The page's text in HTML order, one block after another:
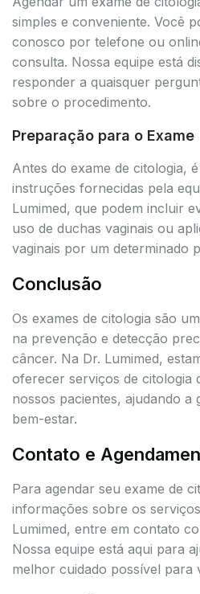
simples e conveniente. Você
conosco por telefone ou
consulta. Nossa equipe está
responder a quaisquer
sobre o procedimento.
Preparação para o Exame
Antes do exame de citologia,
instruções fornecidas pela
Lumimed, que podem incluir
uso de duchas vaginais ou
vaginais por um determinado
Conclusão
Os exames de citologia são
na prevenção e detecção
câncer. Na Dr. Lumimed,
oferecer serviços de citologia
nossos pacientes, ajudando a
bem-estar.
Contato e
Para agendar seu exame de
informações sobre os
Lumimed, entre em contato
Nossa equipe está aqui para
melhor cuidado possível para